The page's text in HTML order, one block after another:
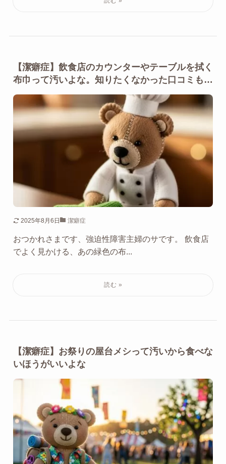
【潔癖症】飲食店のカウンターやテーブルを拭く
布巾って汚いよな。知りたくなかった口コミも…
2025年8月6日 潔癖症
おつかれさまです、強迫性障害主婦のサです。 飲食店
でよく見かける、あの緑色の布...
【潔癖症】お祭りの屋台メシって汚いから食べな
いほうがいいよな